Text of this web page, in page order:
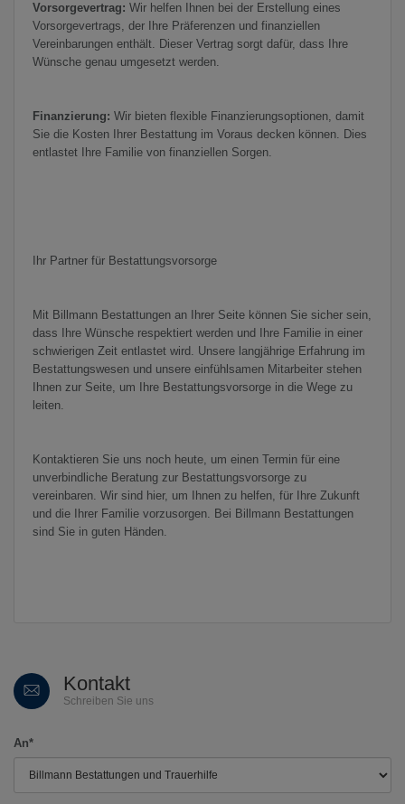
Vorsorgevertrag: Wir helfen Ihnen bei der Erstellung eines
Vorsorgevertrags, der Ihre Präferenzen und finanziellen
Vereinbarungen enthält. Dieser Vertrag sorgt dafür, dass Ihre
Wünsche genau umgesetzt werden.
Finanzierung: Wir bieten flexible Finanzierungsoptionen, damit
Sie die Kosten Ihrer Bestattung im Voraus decken können. Dies
entlastet Ihre Familie von finanziellen Sorgen.
Ihr Partner für Bestattungsvorsorge
Mit Billmann Bestattungen an Ihrer Seite können Sie sicher sein,
dass Ihre Wünsche respektiert werden und Ihre Familie in einer
schwierigen Zeit entlastet wird. Unsere langjährige Erfahrung im
Bestattungswesen und unsere einfühlsamen Mitarbeiter stehen
Ihnen zur Seite, um Ihre Bestattungsvorsorge in die Wege zu
leiten.
Kontaktieren Sie uns noch heute, um einen Termin für eine
unverbindliche Beratung zur Bestattungsvorsorge zu
vereinbaren. Wir sind hier, um Ihnen zu helfen, für Ihre Zukunft
und die Ihrer Familie vorzusorgen. Bei Billmann Bestattungen
sind Sie in guten Händen.
Kontakt
Schreiben Sie uns
An*